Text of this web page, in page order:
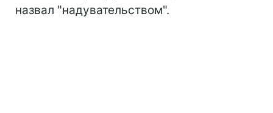
назвал "надувательством".